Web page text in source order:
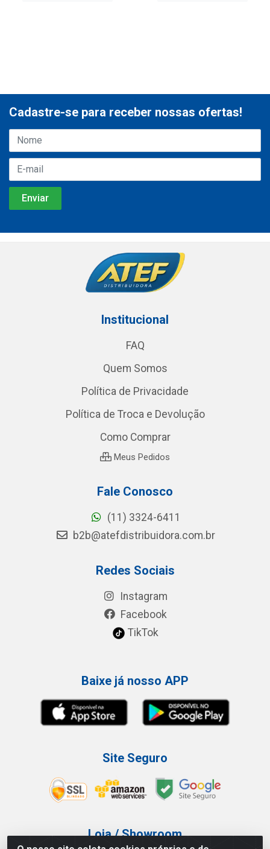
Cadastre-se para receber nossas ofertas!
Institucional
FAQ
Quem Somos
Política de Privacidade
Política de Troca e Devolução
Como Comprar
Meus Pedidos
Fale Conosco
(11) 3324-6411
b2b@atefdistribuidora.com.br
Redes Sociais
Instagram
Facebook
TikTok
Baixe já nosso APP
Site Seguro
Loja / Showroom